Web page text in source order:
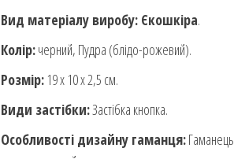
Вид матеріалу виробу: Єкошкіра.
Колір:черний, Пудра (блідо-рожевий).
Розмір: 19 х 10 х 2,5 см.
Види застібки:Застібка кнопка.
Особливості дизайну гаманця:Гаманець